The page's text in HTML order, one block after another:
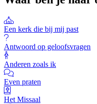
Een kerk die bij mij past
Antwoord op geloofsvragen
Anderen zoals ik
Even praten
Het Missaal